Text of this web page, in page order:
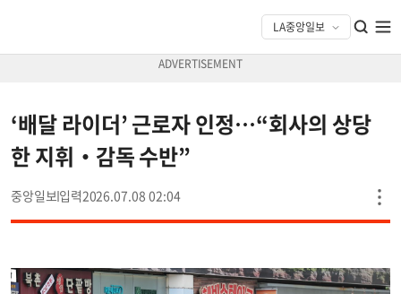
‘배달 라이더’ 근로자 인정…“회사의 상당
한 지휘‧감독 수반”
중앙일보 2026.07.08 02:04